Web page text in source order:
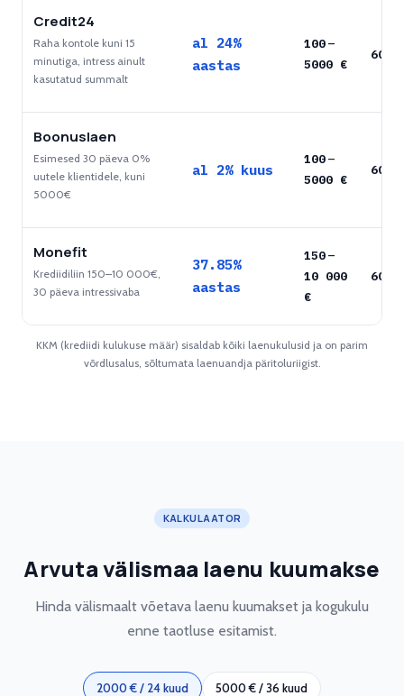
Credit24
Raha kontole kuni 15
minutiga, intress ainult
kasutatud summalt
al 24%
aastas
100–
5000 €
60
Boonuslaen
Esimesed 30 päeva 0%
uutele klientidele, kuni
5000€
al 2% kuus
100–
5000 €
60
Monefit
Krediidiliin 150–10 000€,
30 päeva intressivaba
37.85%
aastas
150–
10 000
€
60
KKM (krediidi kulukuse määr) sisaldab kõiki laenukulusid ja on parim
võrdlusalus, sõltumata laenuandja päritoluriigist.
KALKULAATOR
Arvuta välismaa laenu kuumakse
Hinda välismaalt võetava laenu kuumakset ja kogukulu
enne taotluse esitamist.
2000 € / 24 kuud 5000 € / 36 kuud